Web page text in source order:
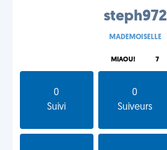
steph972
MADEMOISELLE
MIAOU! 7
0
Suivi
0
Suiveurs